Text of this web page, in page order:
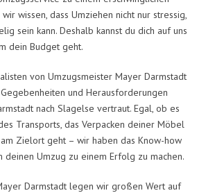
wissen, dass Umziehen nicht nur stressig,
sein kann. Deshalb kannst du dich auf uns
dein Budget geht.
von Umzugsmeister Mayer Darmstadt
und Herausforderungen
nach Slagelse vertraut. Egal, ob es
Transports, das Verpacken deiner Möbel
Zielort geht – wir haben das Know-how
deinen Umzug zu einem Erfolg zu machen.
Darmstadt legen wir großen Wert auf